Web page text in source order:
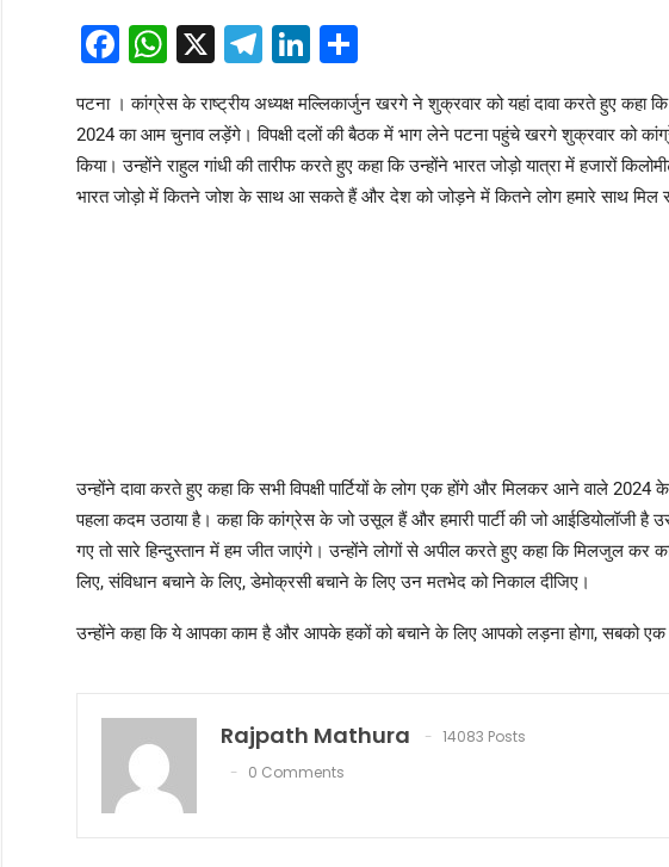
Facebook
WhatsApp
X Telegram
LinkedIn
Share
पटना । कांग्रेस के राष्ट्रीय अध्यक्ष मल्लिकार्जुन खरगे ने शुक्रवार को यहां दावा करते हुए कहा कि
2024 का आम चुनाव लड़ेंगे। विपक्षी दलों की बैठक में भाग लेने पटना पहुंचे खरगे शुक्रवार को
किया। उन्होंने राहुल गांधी की तारीफ करते हुए कहा कि उन्होंने भारत जोड़ो यात्रा में हजारों
भारत जोड़ो में कितने जोश के साथ आ सकते हैं और देश को जोड़ने में कितने लोग हमारे साथ मिल
उन्होंने दावा करते हुए कहा कि सभी विपक्षी पार्टियों के लोग एक होंगे और मिलकर आने वाले
पहला कदम उठाया है। कहा कि कांग्रेस के जो उसूल हैं और हमारी पार्टी की जो आईडियोलॉजी है
गए तो सारे हिन्दुस्तान में हम जीत जाएंगे। उन्होंने लोगों से अपील करते हुए कहा कि मिलजुल
लिए, संविधान बचाने के लिए, डेमोक्रसी बचाने के लिए उन मतभेद को निकाल दीजिए।
उन्होंने कहा कि ये आपका काम है और आपके हकों को बचाने के लिए आपको लड़ना होगा, सबको एक
Rajpath Mathura
14083 Posts
0 Comments